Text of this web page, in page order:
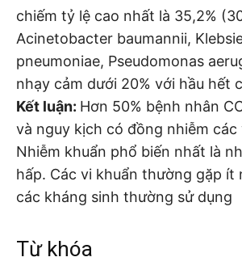
chiếm tỷ lệ cao nhất là 35,2%
Acinetobacter baumannii,
pneumoniae, Pseudomonas
nhạy cảm dưới 20% với hầu hết
Kết luận: Hơn 50% bệnh nhân
và nguy kịch có đồng nhiễm các
Nhiễm khuẩn phổ biến nhất là
hấp. Các vi khuẩn thường gặp ít
các kháng sinh thường sử dụng
Từ khóa